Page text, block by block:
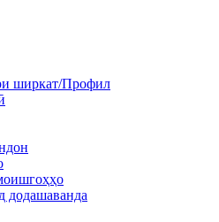
ширкат/Профил
додашаванда